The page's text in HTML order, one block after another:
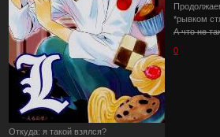
Откуда: я такой взялся?
*рывком
А что не
0